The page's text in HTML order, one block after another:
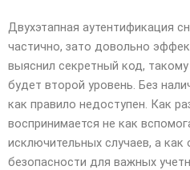
Двухэтапная аутентификация
частично, зато довольно
выяснил секретный код,
будет второй уровень. Без
как правило недоступен. Как
воспринимается не как
исключительных случаев, а как
безопасности для важных